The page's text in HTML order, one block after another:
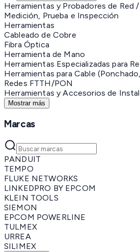
Herramientas y Probadores de Red /
Medición, Prueba e Inspección
Herramientas
Cableado de Cobre
Fibra Óptica
Herramienta de Mano
Herramientas Especializadas para
Herramientas para Cable
Redes FTTH/PON
Herramientas y Accesorios de
Mostrar más
Marcas
PANDUIT
TEMPO
FLUKE NETWORKS
LINKEDPRO BY EPCOM
KLEIN TOOLS
SIEMON
EPCOM POWERLINE
TULMEX
URREA
SILIMEX